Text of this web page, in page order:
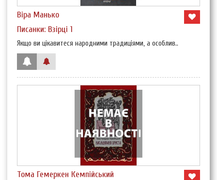
Віра Манько
Писанки: Взірці 1
Якщо ви цікавитеся народними традиціями, а особлив..
Тома Гемеркен Кемпійський